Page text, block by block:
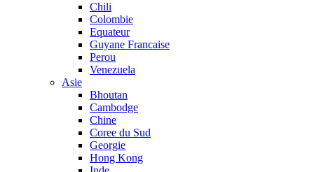
Chili
Colombie
Equateur
Guyane Francaise
Perou
Venezuela
Asie
Bhoutan
Cambodge
Chine
Coree du Sud
Georgie
Hong Kong